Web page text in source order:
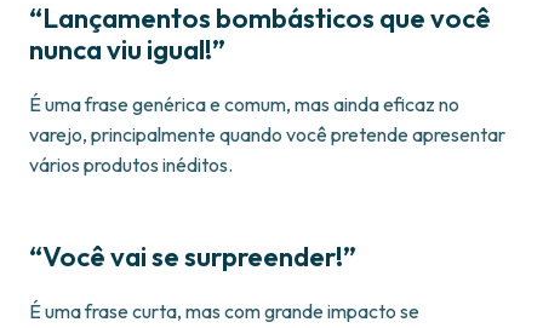
“Lançamentos bombásticos que você
nunca viu igual!”
É uma frase genérica e comum, mas ainda eficaz no
varejo, principalmente quando você pretende apresentar
vários produtos inéditos.
“Você vai se surpreender!”
É uma frase curta, mas com grande impacto se